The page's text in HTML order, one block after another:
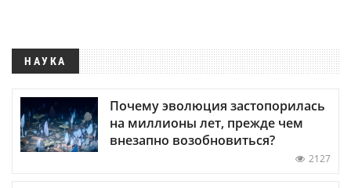
НАУКА
Почему эволюция застопорилась
на миллионы лет, прежде чем
внезапно возобновиться?
2127